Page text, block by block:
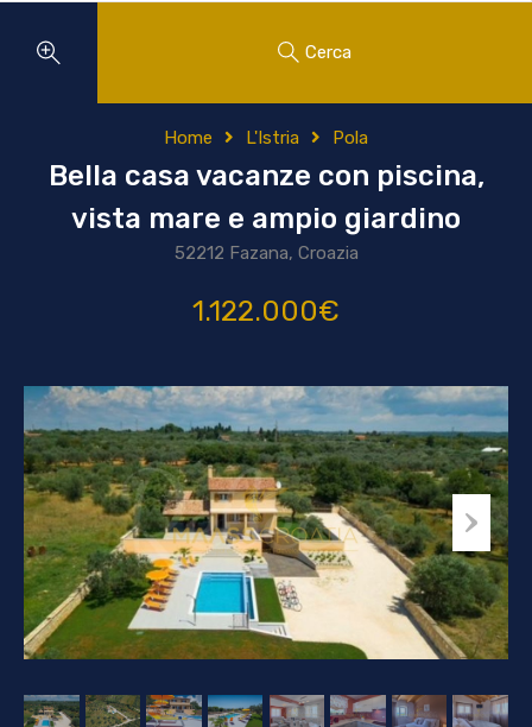
Cerca
Home L'Istria Pola
Bella casa vacanze con piscina,
vista mare e ampio giardino
52212 Fazana, Croazia
1.122.000€